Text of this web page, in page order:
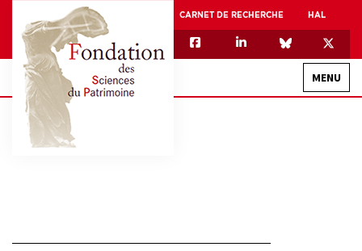
CARNET DE RECHERCHE HAL
MENU